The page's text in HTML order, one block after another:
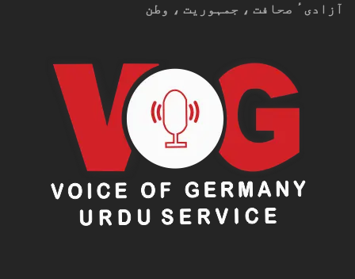
آزادیٴ صحافت ، جمہوریت ، وطن